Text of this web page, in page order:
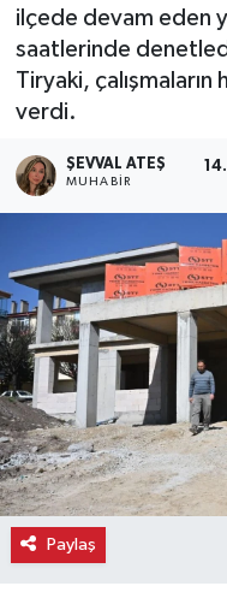
ilçede devam eden
saatlerinde
Tiryaki, çalışmaların
verdi.
ŞEVVAL ATEŞ
MUHABIR
Paylaş
Dünya
Eğitim
Emlak
Gündem
Gurme
Haber
İlçe Haberleri
Son Dakika
Haber Arşivi